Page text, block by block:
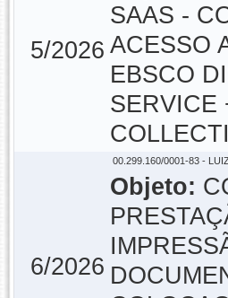
5/2026
SAAS -
ACESSO
EBSCO
SERVICE
6/2026
00.299.160/0001-83 -
Objeto: